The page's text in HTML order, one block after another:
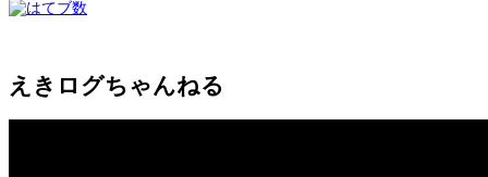
えきログちゃんねる